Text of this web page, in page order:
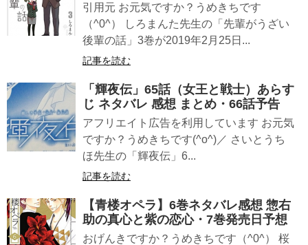
引用元 お元気ですか？うめきちです
（^0^） しろまんた先生の「先輩がうざい
後輩の話」3巻が2019年2月25日...
記事を読む
「輝夜伝」65話（女王と戦士）あらす
じ ネタバレ 感想 まとめ・66話予告
アフリエイト広告を利用しています お元気
ですか？うめきちです(^o^)／ さいとうち
ほ先生の「輝夜伝」6...
記事を読む
【青楼オペラ】6巻ネタバレ感想 惣右
助の真心と紫の恋心・7巻発売日予想
おげんきですか？うめきちです（^0^） 桜